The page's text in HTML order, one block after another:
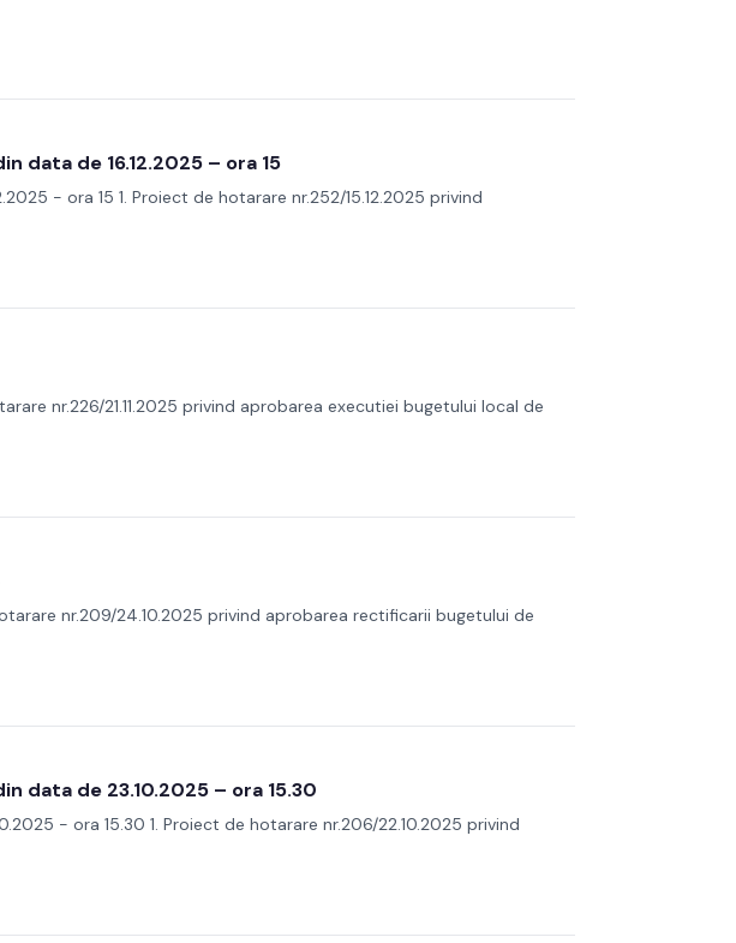
data de 16.12.2025 – ora 15
- ora 15 1. Proiect de hotarare nr.252/15.12.2025 privind
nr.226/21.11.2025 privind aprobarea executiei bugetului local de
nr.209/24.10.2025 privind aprobarea rectificarii bugetului de
data de 23.10.2025 – ora 15.30
- ora 15.30 1. Proiect de hotarare nr.206/22.10.2025 privind